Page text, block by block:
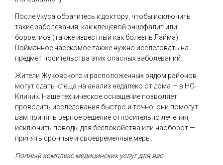
После укуса обратитесь к доктору, чтобы исключить
такие заболевания, как клещевой энцефалит или
боррелиоз (также известный как болезнь Лайма).
Пойманное насекомое также нужно исследовать на
предмет носительства этих опасных заболеваний.
Жители Жуковского и расположенных рядом районов
могут сдать клеща на анализ недалеко от дома — в НС-
Клиник. Наше техническое оснащение позволяет
проводить исследования быстро и точно, они помогут
вам принять верное решение относительно лечения,
исключить поводы для беспокойства или наоборот —
принять срочные и своевременные меры.
Полный комплекс медицинских услуг для вас